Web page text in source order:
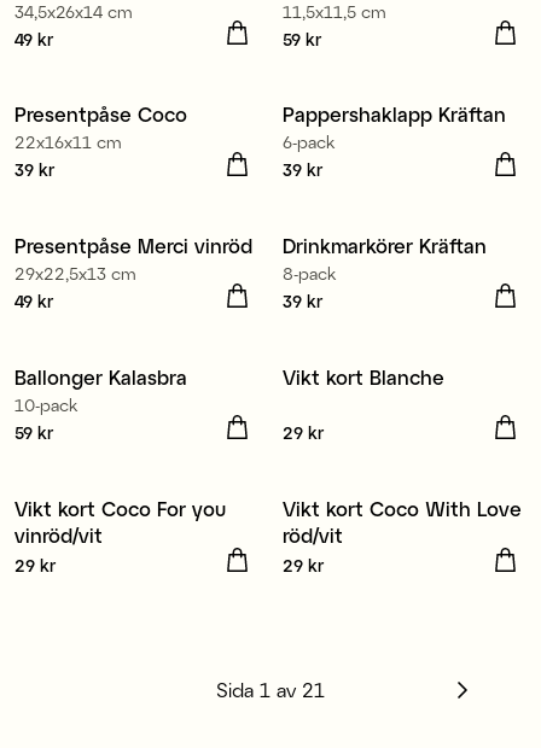
34,5x26x14 cm
Pris:
49 kr
11,5x11,5 cm
Pris:
59 kr
Nyhet
Presentpåse Coco
22x16x11 cm
Pris:
39 kr
Nyhet
Pappershaklapp Kräftan
6-pack
Pris:
39 kr
Nyhet
Presentpåse Merci vinröd
29x22,5x13 cm
Pris:
49 kr
Nyhet
Drinkmarkörer Kräftan
8-pack
Pris:
39 kr
Ballonger Kalasbra
10-pack
Pris:
59 kr
Nyhet
Vikt kort Blanche
Pris:
29 kr
Nyhet
Vikt kort Coco For you
vinröd/vit
Pris:
29 kr
Nyhet
Vikt kort Coco With Love
röd/vit
Pris:
29 kr
Sida 1 av 21